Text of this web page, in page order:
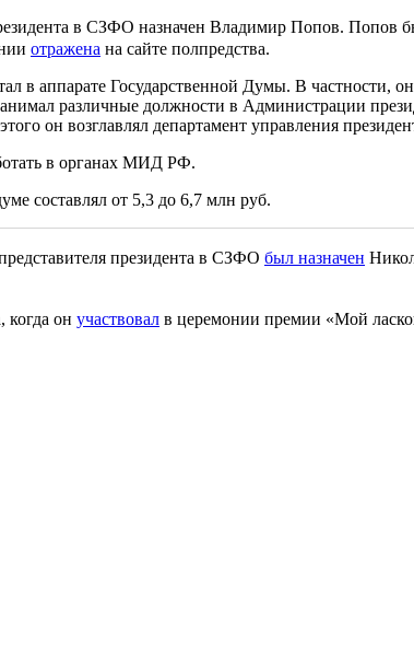
в СЗФО назначен Владимир Попов. Попов
отражена на сайте полпредства.
аппарате Государственной Думы. В частности, он
различные должности в Администрации
он возглавлял департамент управления
в органах МИД РФ.
составлял от 5,3 до 6,7 млн руб.
президента в СЗФО был назначен
когда он участвовал в церемонии премии «Мой